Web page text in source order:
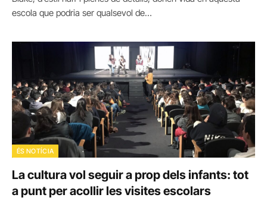
escola que podria ser qualsevol de…
ÉS NOTÍCIA
La cultura vol seguir a prop dels infants: tot
a punt per acollir les visites escolars